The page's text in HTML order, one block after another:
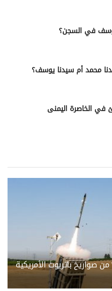
في السجن؟
محمد أم سيدنا يوسف؟
في الخاصرة اليمنى